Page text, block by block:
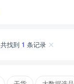
共找到 1 条记录